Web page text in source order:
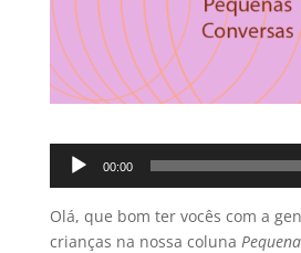
Tocador
áudio
00:00
Olá, que bom ter vocês com a
crianças na nossa coluna